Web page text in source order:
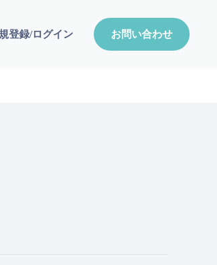
登録/ログイン お問い合わせ